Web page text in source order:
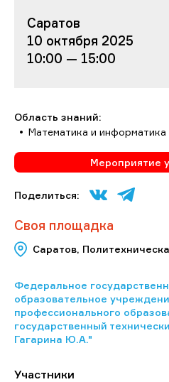
Саратов
10 октября 2025
10:00 — 15:00
Область знаний:
Математика и информатика
Мероприятие
Поделиться:
Своя площадка
Саратов,
Федеральное
образовательное
профессионального
государственный
Гагарина Ю.А."
Участники